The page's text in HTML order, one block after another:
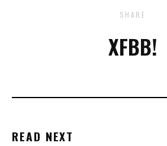
SHARE
XFBB!
READ NEXT